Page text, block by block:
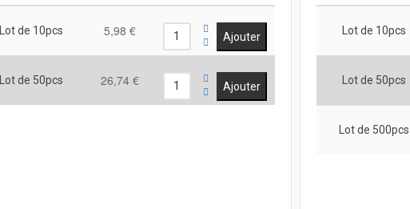
Lot de 10pcs 5,98 €
Lot de 50pcs 26,74 €
Lot de 10pcs
Lot de 50pcs
Lot de 500pcs